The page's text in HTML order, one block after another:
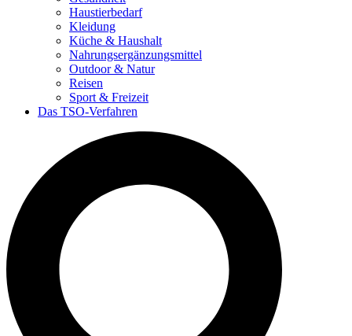
Haustierbedarf
Kleidung
Küche & Haushalt
Nahrungsergänzungsmittel
Outdoor & Natur
Reisen
Sport & Freizeit
Das TSO-Verfahren